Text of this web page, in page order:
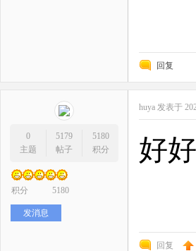
回复
0
主题
5179
帖子
5180
积分
积分 5180
发消息
huya 发表于
好
回复